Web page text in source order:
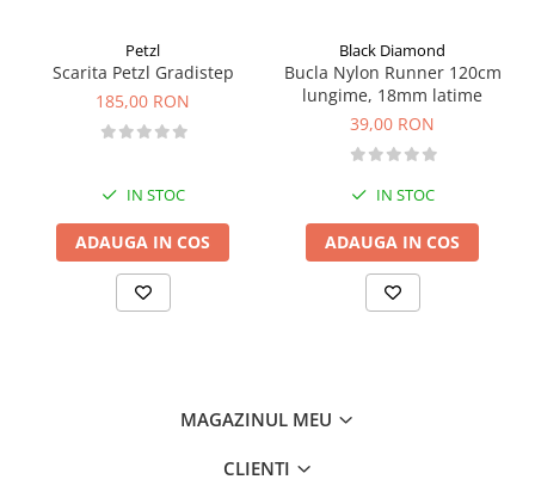
Petzl
Scarita Petzl Gradistep
185,00 RON
IN STOC
ADAUGA IN COS
Black Diamond
Bucla Nylon Runner 120cm
lungime, 18mm latime
39,00 RON
IN STOC
ADAUGA IN COS
MAGAZINUL MEU
CLIENTI